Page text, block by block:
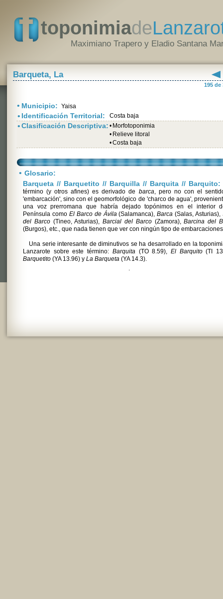
toponimiade
Maximiano Trapero y Eladio Santana
Barqueta, La
195 de
• Municipio: Yaisa
• Identificación Territorial: Costa baja
•Clasificación Descriptiva: • Morfotoponimia
• Relieve litoral
•Costa baja
• Glosario:
Barqueta // Barquetito // Barquilla // Barquita // Barquito:
término (y otros afines) es derivado de barca, pero no con el
'embarcación', sino con el geomorfológico de 'charco de agua',
una voz prerromana que habría dejado topónimos en el interior
Península como El Barco de Ávila(Salamanca),Barca (Salas, Asturias),
del Barco(Tineo, Asturias),Barcial del Barco(Zamora),Barcina del
(Burgos), etc., que nada tienen que ver con ningún tipo de
Una serie interesante de diminutivos se ha desarrollado en la
Lanzarote sobre este término: Barquita(TO 8.59), El Barquito(TI
Barquetito (YA 13.96) y La Barqueta (YA 14.3).
.